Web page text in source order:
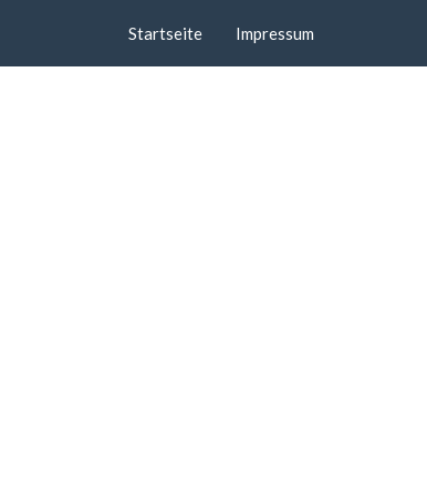
Startseite Impressum